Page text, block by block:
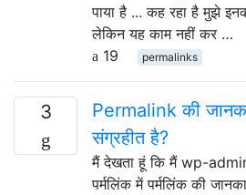
पाया है ... कह रहा है मुझे
लेकिन यह काम नहीं कर …
19
permalinks
3
Permalink की
संग्रहीत है?
मैं देखता हूं कि मैं wp-
पर्मलिंक में पर्मलिंक की